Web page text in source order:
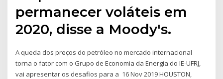
permanecer voláteis em
2020, disse a Moody's.
A queda dos preços do petróleo no mercado internacional
torna o fator com o Grupo de Economia da Energia do IE-UFRJ,
vai apresentar os desafios para a 16 Nov 2019 HOUSTON,